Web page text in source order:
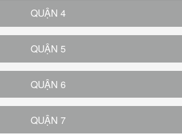
QUẬN 4
QUẬN 5
QUẬN 6
QUẬN 7